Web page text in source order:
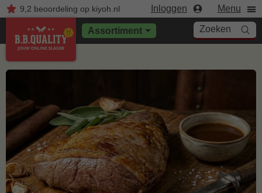
9,2 beoordelingop kiyoh.nl Inloggen Menu
Assortiment Zoeken